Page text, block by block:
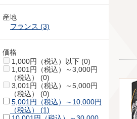
産地
フランス (3)
価格
1,000円（税込）以下 (0)
1,001円（税込）～3,000円
（税込） (0)
3,001円（税込）～5,000円
（税込） (0)
5,001円（税込）～10,000円
（税込） (1)